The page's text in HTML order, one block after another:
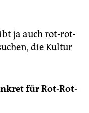
ja auch rot-rot-
die Kultur
für Rot-Rot-